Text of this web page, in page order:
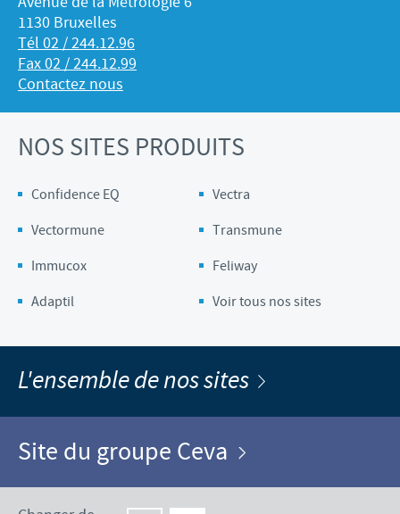
1130 Bruxelles
Tél 02 / 244.12.96
Fax 02 / 244.12.99
Contactez nous
NOS SITES PRODUITS
Confidence EQ
Vectra
Vectormune
Transmune
Immucox
Feliway
Adaptil
Voir tous nos sites
L'ensemble de nos sites
Site du groupe Ceva